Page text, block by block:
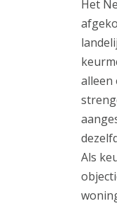
Het
alleen
Als